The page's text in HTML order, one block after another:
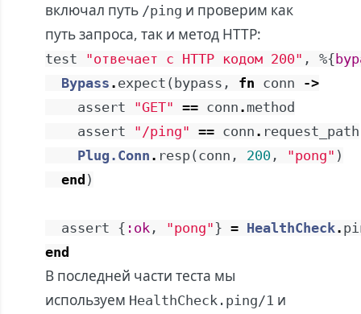
включал путь /ping и проверим как
путь запроса, так и метод HTTP:
test "отвечает с HTTP кодом 200" , %{
Bypass . expect ( bypass , fn conn
->
assert
"GET" == conn . method
assert
"/ping" == conn . request_path
Plug.Conn . resp( conn , 200 , "pong" )
end )
assert { :ok , "pong"} = HealthCheck.
end
В последней части теста мы
используем HealthCheck.ping/1 и